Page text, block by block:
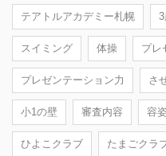
テアトルアカデミー札幌
スイミング 体操 プレ
プレゼンテーション力 さ
小1の壁 審査内容 容
ひよこクラブ たまごクラ